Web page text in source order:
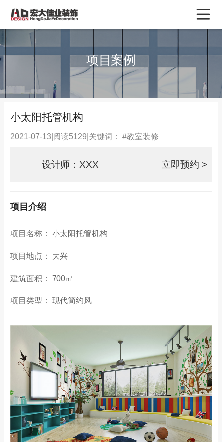
项目案例
小太阳托管机构
2021-07-13|阅读5129|关键词： #教室装修
设计师：XXX 立即预约 >
项目介绍
项目名称： 小太阳托管机构
项目地点： 大兴
建筑面积： 700㎡
项目类型： 现代简约风